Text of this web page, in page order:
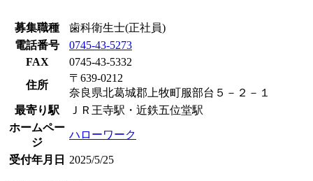
募集職種
歯科衛生士(正社員)
電話番号
0745-43-5273
FAX
0745-43-5332
住所
〒639-0212
奈良県北葛城郡上牧町服部台５－２－１
最寄り駅
ＪＲ王寺駅・近鉄五位堂駅
ホームペー
ジ
ハローワーク
受付年月日 2025/5/25